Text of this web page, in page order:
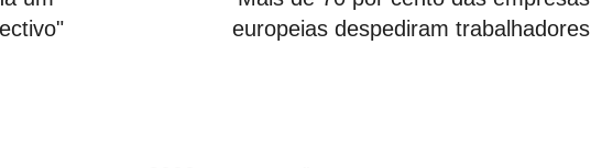
europeias despediram trabalhadores